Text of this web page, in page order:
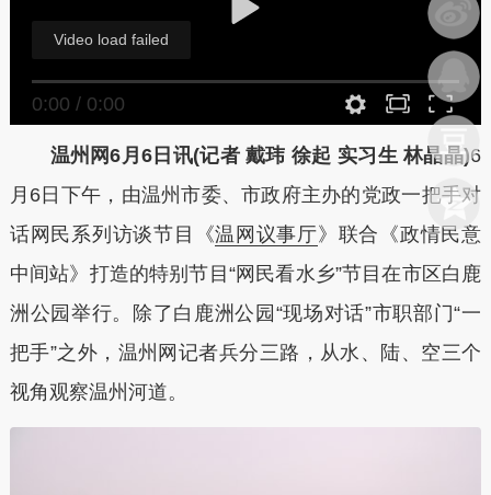
0:00 / 0:00
Video load failed
温州网6月6日讯(记者 戴玮 徐起 实习生 林晶晶)6
月6日下午，由温州市委、市政府主办的党政一把手对
话网民系列访谈节目《温网议事厅》联合《政情民意
中间站》打造的特别节目“网民看水乡”节目在市区白鹿
洲公园举行。除了白鹿洲公园“现场对话”市职部门“一
把手”之外，温州网记者兵分三路，从水、陆、空三个
视角观察温州河道。